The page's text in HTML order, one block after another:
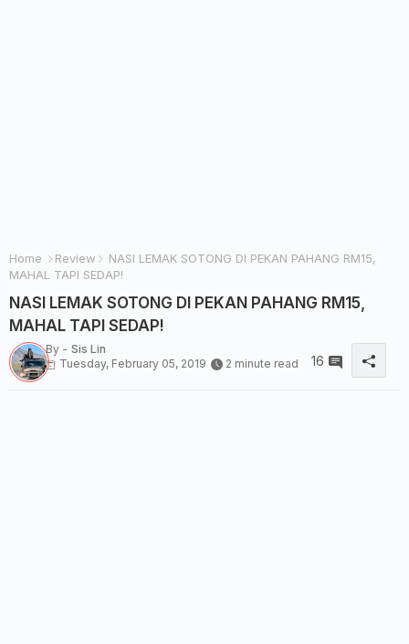
Home Review
NASI LEMAK SOTONG DI PEKAN PAHANG RM15,
MAHAL TAPI SEDAP!
NASI LEMAK SOTONG DI PEKAN PAHANG RM15,
MAHAL TAPI SEDAP!
By - Sis Lin
Tuesday, February 05, 2019
2 minute read 16